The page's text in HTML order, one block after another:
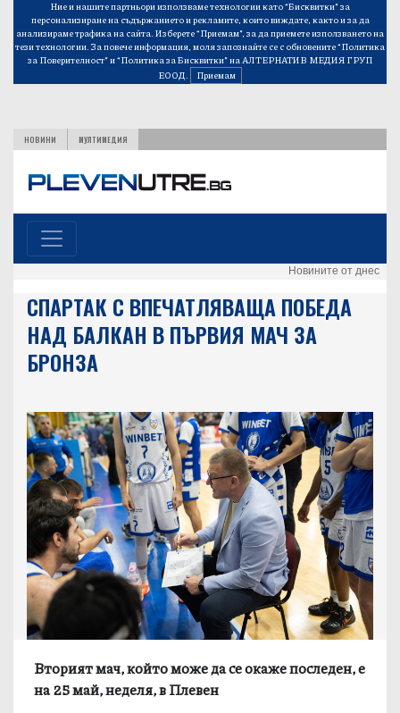
Ние и нашите партньори използваме технологии като “Бисквитки” за
персонализиране на съдържанието и рекламите, които виждате, както и за да
анализираме трафика на сайта. Изберете “Приемам”, за да приемете използването на
тези технологии. За повече информация, моля запознайте се с обновените“Политика
за Поверителност”и“Политика за Бисквитки”на АЛТЕРНАТИВ МЕДИЯ ГРУП
ЕООД.
Приемам
НОВИНИ МУЛТИМЕДИЯ
Новините от днес
СПАРТАК С ВПЕЧАТЛЯВАЩА ПОБЕДА
НАД БАЛКАН В ПЪРВИЯ МАЧ ЗА
БРОНЗА
Вторият мач, който може да се окаже последен, е
на 25 май, неделя, в Плевен